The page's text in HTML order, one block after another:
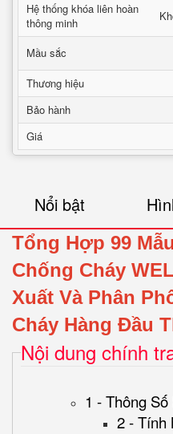
Hệ thống khóa liên hoàn
thông minh
Mầu sắc
Thương hiệu
Bảo hành
Giá
Nổi bật
Tổng Hợp 99
Chống Cháy
Xuất Và Phân
Cháy Hàng Đầu
Nội dung chính
1 - Thông
2 - Tính